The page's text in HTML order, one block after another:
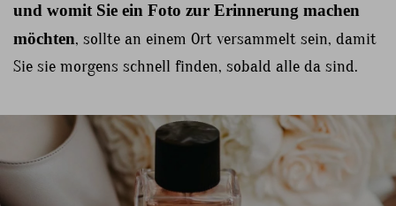
und womit Sie ein Foto zur Erinnerung machen
möchten, sollte an einem Ort versammelt sein, damit
Sie sie morgens schnell finden, sobald alle da sind.